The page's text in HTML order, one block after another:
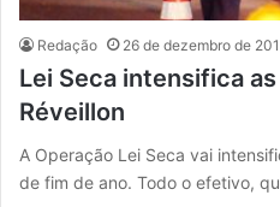
Redação 26 de dezembro de
Lei Seca intensifica
Réveillon
A Operação Lei Seca vai
de fim de ano. Todo o efetivo,